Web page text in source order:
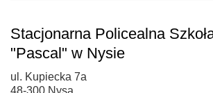
Stacjonarna Policealna
"Pascal" w Nysie
ul. Kupiecka 7a
48-300 Nysa